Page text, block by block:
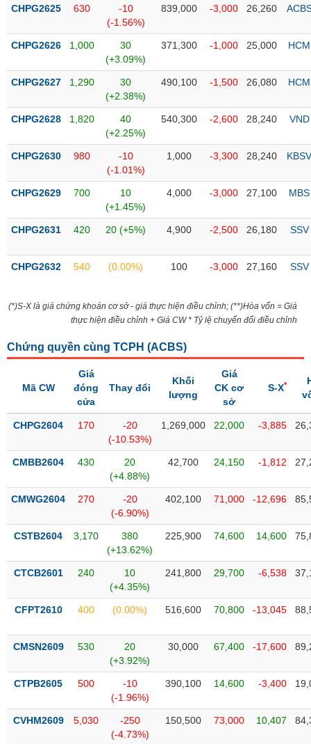
liệu
thị
trường
CHPG2625 630
-10
(-1.56%)
839,000 -3,000 26,260
CHPG2626 1,000
30
(+3.09%)
371,300 -1,000 25,000 HCM
CHPG2627 1,290
30
(+2.38%)
490,100 -1,500 26,080 HCM
CHPG2628 1,820
40
(+2.25%)
540,300 -2,600 28,240 VND
CHPG2630 980
-10
(-1.01%)
1,000 -3,300 28,240 KBSV
CHPG2629 700
10
(+1.45%)
4,000 -3,000 27,100 MBS
CHPG2631 420 20 (+5%) 4,900 -2,500 26,180 SSV
CHPG2632 540 (0.00%) 100 -3,000 27,160 SSV
(*)S-X là giá chứng khoán cơ sở - giá thực hiện điều chỉnh; (**)Hòa vốn = Giá
thực hiện điều chỉnh + Giá CW * Tỷ lệ chuyển đổi điều chỉnh
Chứng quyền cùng TCPH (ACBS)
Mã CW
Giá
đóng
cửa
Thay đổi
Khối
lượng
Giá
CK cơ
sở
S-X*
CHPG2604 170
-20
(-10.53%)
1,269,000 22,000 -3,885
CMBB2604 430
20
(+4.88%)
42,700 24,150 -1,812
CMWG2604 270
-20
(-6.90%)
402,100 71,000 -12,696
CSTB2604 3,170
380
(+13.62%)
225,900 74,600 14,600
CTCB2601 240
10
(+4.35%)
241,800 29,700 -6,538
CFPT2610 400 (0.00%) 516,600 70,800 -13,045
CMSN2609 530
20
(+3.92%)
30,000 67,400 -17,600
CTPB2605 500
-10
(-1.96%)
390,100 14,600 -3,400
CVHM2609 5,030
-250
(-4.73%)
150,500 73,000 10,407
DÙNG
KHÔNG
YẾU
THIẾT
YẾU
CHĂM
KHỎE
TÀI
CHÍNH
CÔNG
DỊCH
TRUYỀN